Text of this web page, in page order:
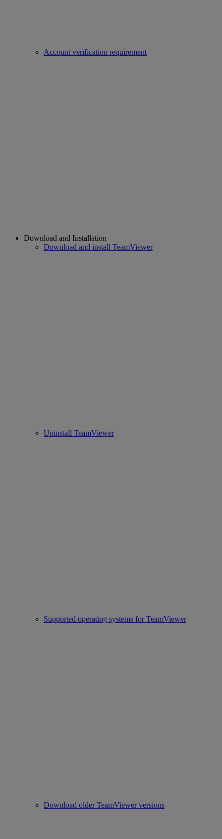
Account verification requirement
Download and Installation
Download and install TeamViewer
Uninstall TeamViewer
Supported operating systems for TeamViewer
Download older TeamViewer versions